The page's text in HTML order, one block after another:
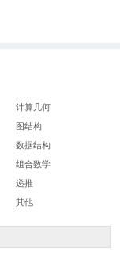
计算几何
图结构
数据结构
组合数学
递推
其他